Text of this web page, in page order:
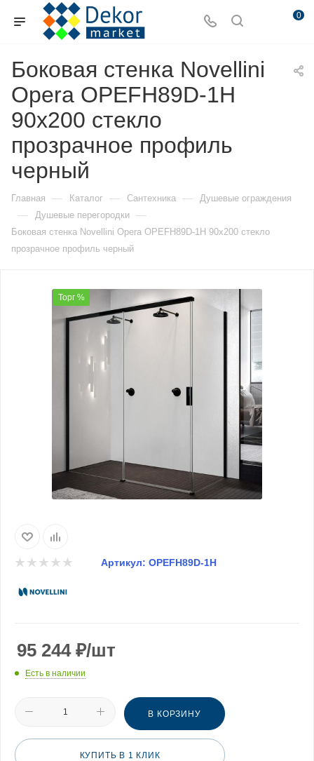
0
Боковая стенка Novellini
Opera OPEFH89D-1H
90х200 стекло
прозрачное профиль
черный
Главная — Каталог — Сантехника — Душевые ограждения
— Душевые перегородки —
Боковая стенка Novellini Opera OPEFH89D-1H 90х200 стекло
прозрачное профиль черный
Торг %
Артикул: OPEFH89D-1H
95 244₽/шт
Есть в наличии
В КОРЗИНУ
КУПИТЬ В 1 КЛИК